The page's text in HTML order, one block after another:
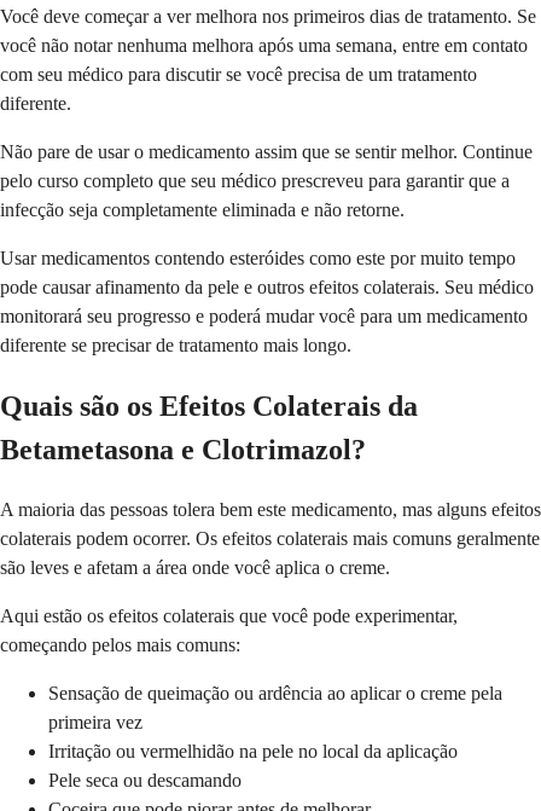
Você deve começar a ver melhora nos primeiros dias de tratamento. Se
você não notar nenhuma melhora após uma semana, entre em contato
com seu médico para discutir se você precisa de um tratamento
diferente.
Não pare de usar o medicamento assim que se sentir melhor. Continue
pelo curso completo que seu médico prescreveu para garantir que a
infecção seja completamente eliminada e não retorne.
Usar medicamentos contendo esteróides como este por muito tempo
pode causar afinamento da pele e outros efeitos colaterais. Seu médico
monitorará seu progresso e poderá mudar você para um medicamento
diferente se precisar de tratamento mais longo.
Quais são os Efeitos Colaterais da
Betametasona e Clotrimazol?
A maioria das pessoas tolera bem este medicamento, mas alguns efeitos
colaterais podem ocorrer. Os efeitos colaterais mais comuns geralmente
são leves e afetam a área onde você aplica o creme.
Aqui estão os efeitos colaterais que você pode experimentar,
começando pelos mais comuns:
Sensação de queimação ou ardência ao aplicar o creme pela
primeira vez
Irritação ou vermelhidão na pele no local da aplicação
Pele seca ou descamando